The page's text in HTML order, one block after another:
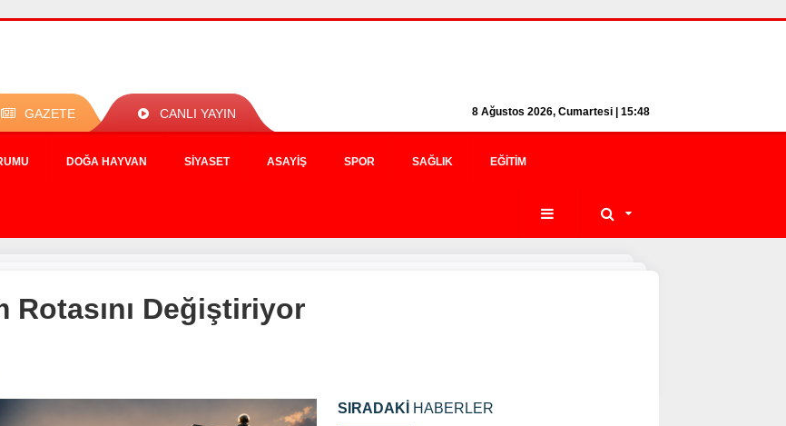
GAZETE CANLI YAYIN 8 Ağustos 2026, Cumartesi | 15:48
DOĞA HAYVAN SIYASET ASAYIŞ SPOR SAĞLIK EĞITIM
Rotasını Değiştiriyor
SIRADAKİ HABERLER